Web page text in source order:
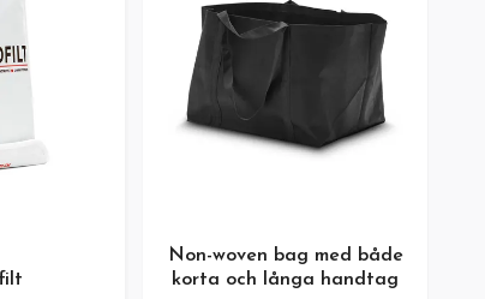
Non-woven bag med både
korta och långa handtag